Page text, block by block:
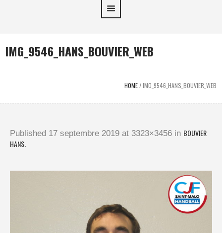
IMG_9546_HANS_BOUVIER_WEB
HOME/IMG_9546_HANS_BOUVIER_WEB
Published 17 septembre 2019 at 3323×3456 in BOUVIER
HANS.